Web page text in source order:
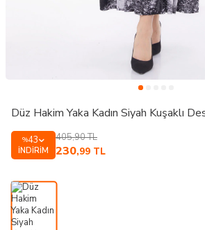
Düz Hakim Yaka Kadın Siyah Kuşaklı
%43
İNDIRIM
405,90TL
230,99 TL